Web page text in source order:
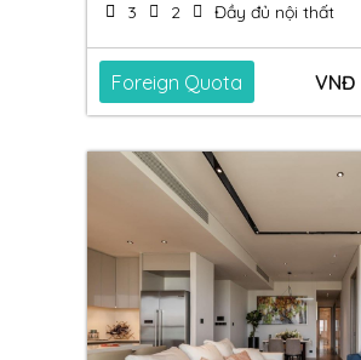
3 2 Đầy đủ nội thất
Foreign Quota VNĐ